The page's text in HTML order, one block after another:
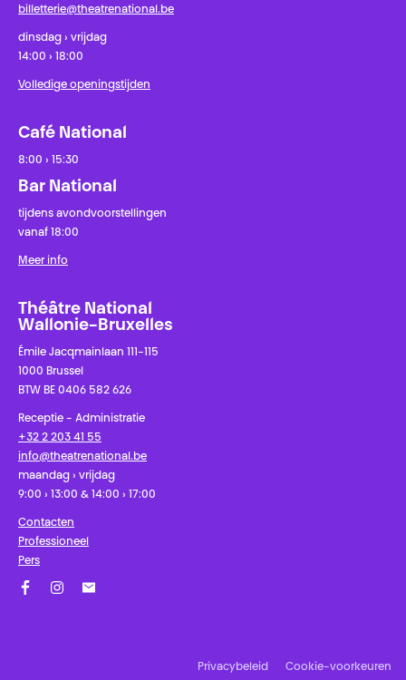
billetterie@theatrenational.be
dinsdag › vrijdag
14:00 › 18:00
Volledige openingstijden
Café National
8:00 › 15:30
Bar National
tijdens avondvoorstellingen
vanaf 18:00
Meer info
Théâtre National
Wallonie-Bruxelles
Émile Jacqmainlaan 111-115
1000 Brussel
BTW BE 0406 582 626
Receptie - Administratie
+32 2 203 41 55
info@theatrenational.be
maandag › vrijdag
9:00 › 13:00 & 14:00 › 17:00
Contacten
Professioneel
Pers
Privacybeleid
Cookie-voorkeuren